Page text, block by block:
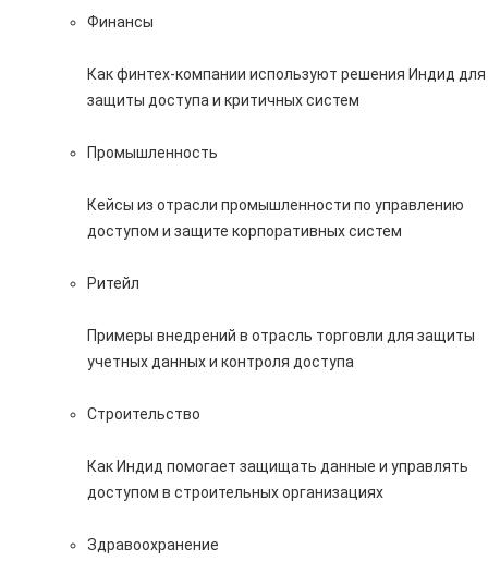
Финансы
Как финтех-компании используют решения Индид для
защиты доступа и критичных систем
Промышленность
Кейсы из отрасли промышленности по управлению
доступом и защите корпоративных систем
Ритейл
Примеры внедрений в отрасль торговли для защиты
учетных данных и контроля доступа
Строительство
Как Индид помогает защищать данные и управлять
доступом в строительных организациях
Здравоохранение